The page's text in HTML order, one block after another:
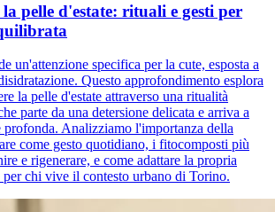
la pelle d'estate: rituali e gesti per
un'attenzione specifica per la cute, esposta a
Questo approfondimento esplora
la pelle d'estate attraverso una ritualità
parte da una detersione delicata e arriva a
profonda. Analizziamo l'importanza della
come gesto quotidiano, i fitocomposti più
e rigenerare, e come adattare la propria
per chi vive il contesto urbano di Torino.